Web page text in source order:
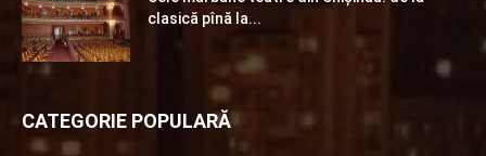
clasică pînă la...
CATEGORIE POPULARĂ